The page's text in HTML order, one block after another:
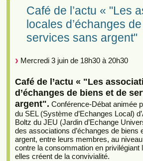
Café de l’actu « "Les
locales d’échanges
services sans argent"
Mercredi 3 juin de 18h30 à 20h30
Café de l’actu « "Les
d’échanges de biens et de
argent". Conférence-Débat animée
du SEL (Système d’Echanges Local)
Boltz du JEU (Jardin d’Echange
des associations d’échanges de biens
argent, entre leurs membres, au
contre la consommation en privilégiant
elles créent de la convivialité.